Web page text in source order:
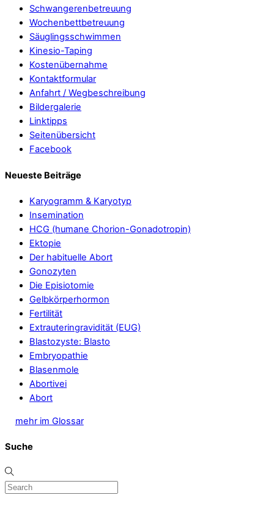
Schwangerenbetreuung
Wochenbettbetreuung
Säuglingsschwimmen
Kinesio-Taping
Kostenübernahme
Kontaktformular
Anfahrt / Wegbeschreibung
Bildergalerie
Linktipps
Seitenübersicht
Facebook
Neueste Beiträge
Karyogramm & Karyotyp
Insemination
HCG (humane Chorion-Gonadotropin)
Ektopie
Der habituelle Abort
Gonozyten
Die Episiotomie
Gelbkörperhormon
Fertilität
Extrauteringravidität (EUG)
Blastozyste: Blasto
Embryopathie
Blasenmole
Abortivei
Abort
mehr im Glossar
Suche